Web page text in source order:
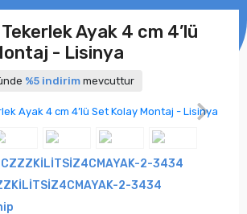
Ayak 4 cm 4’lü
- Lisinya
%5 indirim mevcuttur
2-3434
2-3434